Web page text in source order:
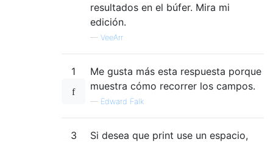
resultados en el búfer. Mira mi
edición.
— VeeArr
1
Me gusta más esta respuesta porque
muestra cómo recorrer los campos.
— Edward Falk
3
Si desea que print use un espacio,